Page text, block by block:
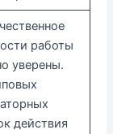
работы
уверены.
действия